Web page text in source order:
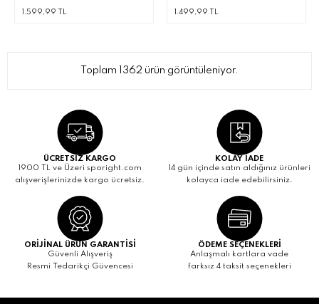
1.599,99 TL 1.499,99 TL
Toplam 1362 ürün görüntüleniyor.
ÜCRETSİZ KARGO
1900 TL ve Üzeri sporight.com
alışverişlerinizde kargo ücretsiz.
KOLAY İADE
14 gün içinde satın aldığınız ürünleri
kolayca iade edebilirsiniz.
ORİJİNAL ÜRÜN GARANTİSİ
Güvenli Alışveriş
Resmi Tedarikçi Güvencesi
ÖDEME SEÇENEKLERİ
Anlaşmalı kartlara vade
farksız 4 taksit seçenekleri